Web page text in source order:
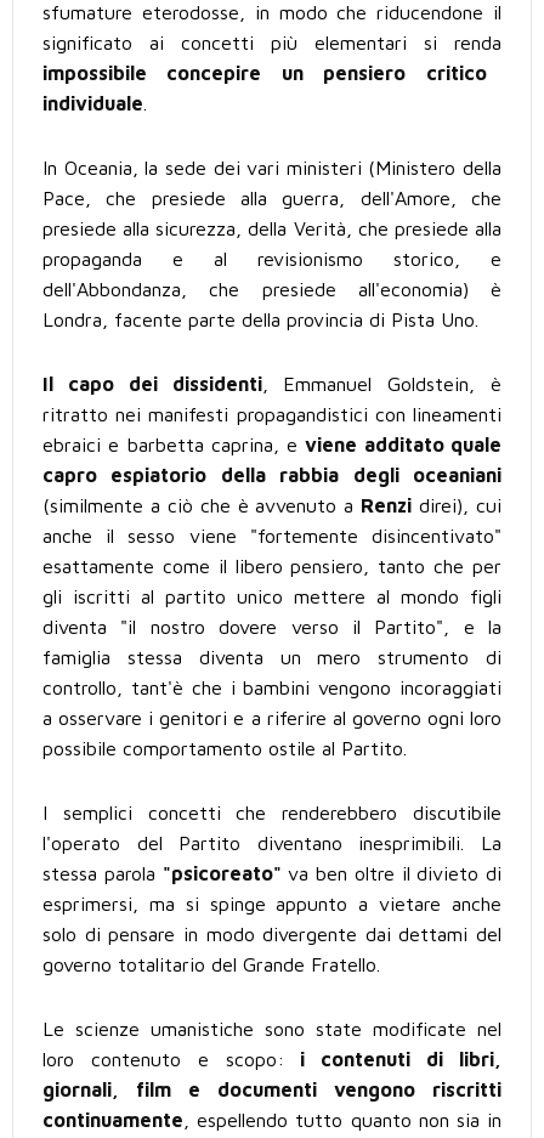
sfumature eterodosse, in modo che riducendone il
significato ai concetti più elementari si renda
impossibile concepire un pensiero critico
individuale
In Oceania, la sede dei vari ministeri (Ministero della
Pace, che presiede alla guerra, dell'Amore, che
presiede alla sicurezza, della Verità, che presiede alla
propaganda e al revisionismo storico, e
dell'Abbondanza, che presiede all'economia) è
Londra, facente parte della provincia di Pista Uno.
Il capo dei dissidenti, Emmanuel Goldstein, è
ritratto nei manifesti propagandistici con lineamenti
ebraici e barbetta caprina, eviene additato quale
capro espiatorio della rabbia degli oceaniani
(similmente a ciò che è avvenuto a Renzi direi), cui
anche il sesso viene "fortemente disincentivato"
esattamente come il libero pensiero, tanto che per
gli iscritti al partito unico mettere al mondo figli
diventa "il nostro dovere verso il Partito", e la
famiglia stessa diventa un mero strumento di
controllo, tant'è che i bambini vengono incoraggiati
a osservare i genitori e a riferire al governo ogni loro
possibile comportamento ostile al Partito.
I semplici concetti che renderebbero discutibile
l'operato del Partito diventano inesprimibili. La
stessa parola "psicoreato" va ben oltre il divieto di
esprimersi, ma si spinge appunto a vietare anche
solo di pensare in modo divergente dai dettami del
governo totalitario del Grande Fratello.
Le scienze umanistiche sono state modificate nel
loro contenuto e scopo:
i contenuti di libri,
giornali, film e documenti vengono riscritti
continuamente , espellendo tutto quanto non sia in